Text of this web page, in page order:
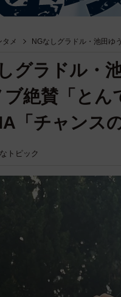
タメ NGなしグラドル・池田
グラドル・
ブ絶賛「と
「チャンスの
トピック